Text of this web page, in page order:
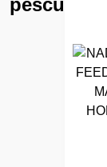
pescuit